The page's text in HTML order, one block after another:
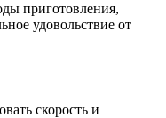
приготовления,
удовольствие от
скорость и